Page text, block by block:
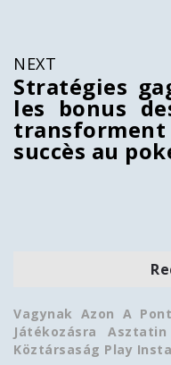
NEXT
Stratégies
les bonus
succès au
Vagynak Azon A
Játékozásra
Köztársaság Play